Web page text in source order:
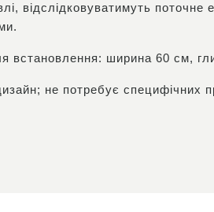
відслідковуватимуть
встановлення: ширина 60 см,
не потребує специфічних